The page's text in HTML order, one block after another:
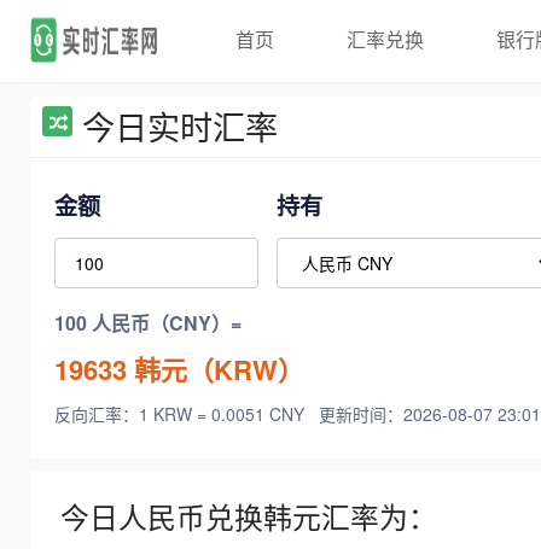
首页 汇率兑换 银行
今日实时汇率
金额 持有
100 人民币（CNY）=
19633韩元（KRW）
反向汇率：1 KRW = 0.0051 CNY 更新时间：2026-08-07
今日人民币兑换韩元汇率为：